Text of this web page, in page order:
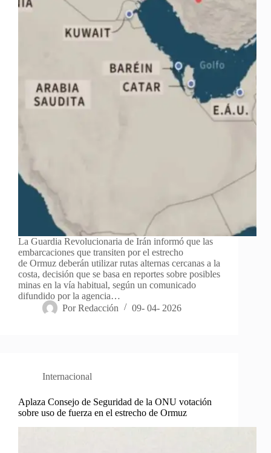
La Guardia Revolucionaria de Irán informó que las
embarcaciones que transiten por el estrecho
de Ormuz deberán utilizar rutas alternas cercanas a la
costa, decisión que se basa en reportes sobre posibles
minas en la vía habitual, según un comunicado
difundido por la agencia…
Por Redacción 09- 04- 2026
Internacional
Aplaza Consejo de Seguridad de la ONU votación
sobre uso de fuerza en el estrecho de Ormuz